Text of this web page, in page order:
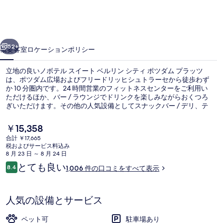
ト
ベ
ル
リ
ン
シ
テ
ィ
ポ
ダ
ム
52+
概要客室ロケーションポリシー
立地の良いノボテル スイート ベルリン シティ ポツダム プラッツ
は、ポツダム広場およびフリードリッヒシュトラーセから徒歩わず
か 10 分圏内です。24 時間営業のフィットネスセンターをご利用い
ただけるほか、バー / ラウンジでドリンクを楽しみながらおくつろ
ぎいただけます。その他の人気設備としてスナックバー / デリ、テ
います。この宿泊施設からは歩いてすぐ公共交通機関を利用できま
す。そばにS バーン アンハルター駅があり、U バーン コッホシュト
ラーセ / チェックポイントチャーリー 駅までは 8 分です。
現
在
の
料
金
は
す
￥15,358
合計 ￥17,665
税およびサービス料込み
8 月 23 日 ～ 8 月 24 日
口
コ
8.410段階中8.4
とても良い1,006 件の口コミをすべて表示
人気の設備とサービス
ペット可
駐車場あり